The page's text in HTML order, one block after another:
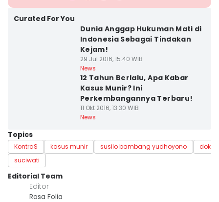
Curated For You
Dunia Anggap Hukuman Mati di
Indonesia Sebagai Tindakan
Kejam!
29 Jul 2016, 15:40 WIB
News
12 Tahun Berlalu, Apa Kabar
Kasus Munir? Ini
Perkembangannya Terbaru!
11 Okt 2016, 13:30 WIB
News
Topics
KontraS kasus munir susilo bambang yudhoyono
suciwati
Editorial Team
Editor
Rosa Folia